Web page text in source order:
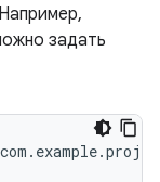
задать